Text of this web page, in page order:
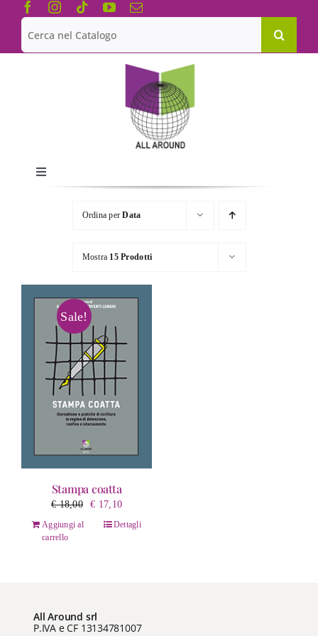
Salta
contenuto
Cerca
per:
Toggle
Navigation
Chi siamo
Le Collane
Catalogo
Ordina perData
Mostra 15 Prodotti
Sale!
Stampa coatta
€18,00
Il
prezzo
€ 17,10Il
prezzo
Aggiungi al
carrello
Dettagli
All Around srl
P.IVA e CF 13134781007